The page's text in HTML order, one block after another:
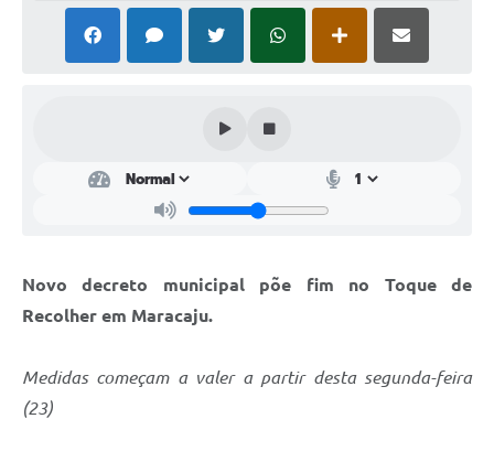
Serviços para a empresa
Serviços para o Servidor
Decorrência de COVID-19 Comércio - Adesão ao
Plano Municipal de Enfrentamento da Pandemia em
Decorrência de COVID-19 Educação - Adesão ao
Downloads
Novo decreto municipal põe fim no Toque de
Recolher em Maracaju.
Medidas começam a valer a partir desta segunda-feira
(23)